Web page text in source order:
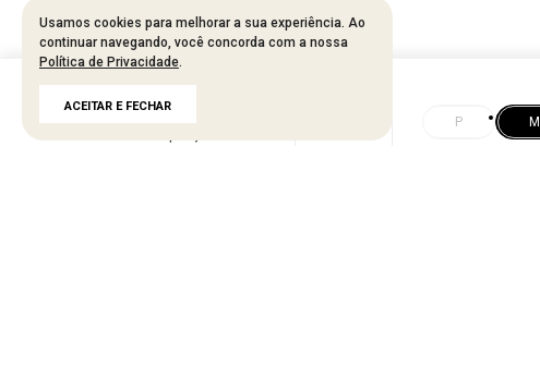
R$ 383,95 R$767
P M
Usamos cookies para melhorar a sua experiência. Ao
continuar navegando, você concorda com a nossa
Política de Privacidade.
ACEITAR E FECHAR
Developed by